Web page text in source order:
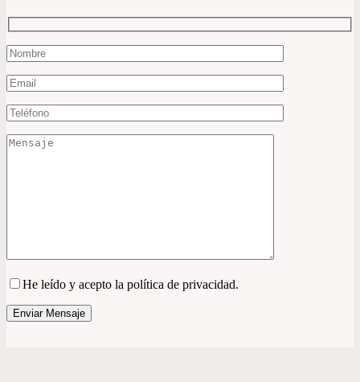
He leído y acepto la política de privacidad.